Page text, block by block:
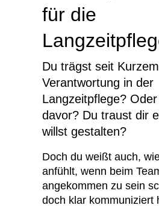
für die
Du trägst seit Kurzem
Verantwortung in der
Langzeitpflege?
davor? Du traust dir
willst gestalten?
Doch du weißt auch,
anfühlt, wenn beim
angekommen zu sein
doch klar kommuniziert